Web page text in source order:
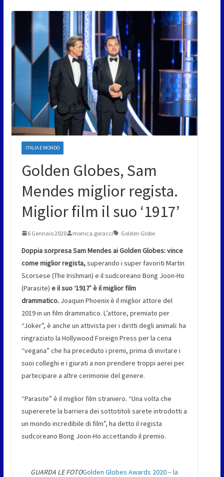
ITALIA E MONDO
Golden Globes, Sam
Mendes miglior regista.
Miglior film il suo ‘1917’
6 Gennaio 2020 monica.goracci Golden Globe
Doppia sorpresa Sam Mendes ai Golden Globes: vince
come miglior regista,superando i super favoriti Martin
Scorsese (The Irishman) e il sudcoreano Bong Joon-Ho
(Parasite) e il suo ‘1917’ è il miglior film
drammatico. Joaquin Phoenix è il miglior attore del
2019 in un film drammatico. L’attore, premiato per
“Joker”, è anche un attivista per i diritti degli animali: ha
ringraziato la Hollywood Foreign Press per la cena
“vegana” che ha preceduto i premi, prima di invitare i
suoi colleghi e i giurati a non prendere troppi aerei per
partecipare a altre cerimonie del genere.
“Parasite” è il miglior film straniero. “Una volta che
supererete la barriera dei sottotitoli sarete introdotti a
un mondo incredibile di film”, ha detto il regista
sudcoreano Bong Joon-Ho accettando il premio.
GUARDA LE FOTOGolden Globes Awards 2020 – la